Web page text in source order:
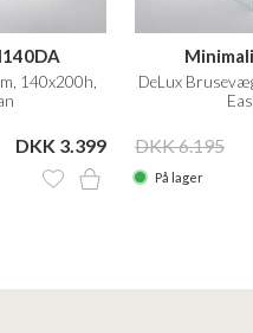
140x200h,
DKK 3.399
DeLux
DKK 6.195
På lager